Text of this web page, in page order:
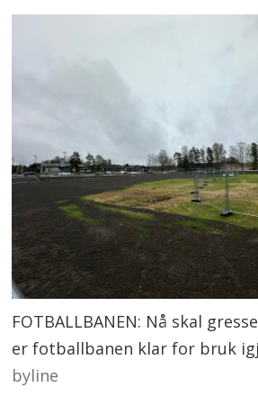
FOTBALLBANEN: Nå skal
er fotballbanen klar for bruk
byline